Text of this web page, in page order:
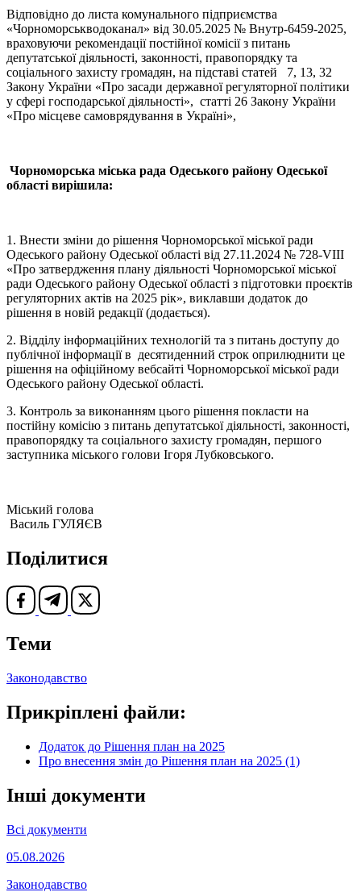
Відповідно до листа комунального підприємства
«Чорноморськводоканал» від 30.05.2025 № Внутр-6459-2025,
враховуючи рекомендації постійної комісії з питань
депутатської діяльності, законності, правопорядку та
соціального захисту громадян, на підставі статей 7, 13, 32
Закону України «Про засади державної регуляторної політики
у сфері господарської діяльності», статті 26 Закону України
«Про місцеве самоврядування в Україні»,
Чорноморська міська рада Одеського району Одеської
області вирішила:
1. Внести зміни до рішення Чорноморської міської ради
Одеського району Одеської області від 27.11.2024 № 728-VІII
«Про затвердження плану діяльності Чорноморської міської
ради Одеського району Одеської області з підготовки проєктів
регуляторних актів на 2025 рік», виклавши додаток до
рішення в новій редакції (додається).
2. Відділу інформаційних технологій та з питань доступу до
публічної інформації в десятиденний строк оприлюднити це
рішення на офіційному вебсайті Чорноморської міської ради
Одеського району Одеської області.
3. Контроль за виконанням цього рішення покласти на
постійну комісію з питань депутатської діяльності, законності,
правопорядку та соціального захисту громадян, першого
заступника міського голови Ігоря Лубковського.
Міський голова
Василь ГУЛЯЄВ
Поділитися
Теми
Законодавство
Прикріплені файли:
Додаток до Рішення план на 2025
Про внесення змін до Рішення план на 2025 (1)
Інші документи
Всі документи
05.08.2026
Законодавство